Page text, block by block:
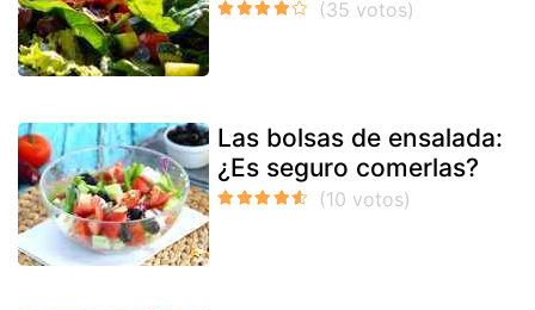
Las bolsas de ensalada:
¿Es seguro comerlas?